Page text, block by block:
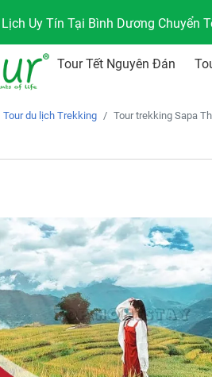
Uy Tín Tại Bình Dương Chuyển
Tour Tết Nguyên Đán
Tour du lịch Trekking Tour trekking Sapa